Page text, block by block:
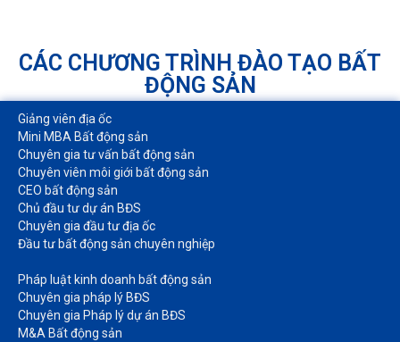
CÁC CHƯƠNG TRÌNH ĐÀO TẠO BẤT
ĐỘNG SẢN
Giảng viên địa ốc
Mini MBA Bất động sản
Chuyên gia tư vấn bất động sản
Chuyên viên môi giới bất động sản​
CEO bất động sản
Chủ đầu tư dự án BĐS
Chuyên gia đầu tư địa ốc​
Đầu tư bất động sản chuyên nghiệp
Pháp luật kinh doanh bất động sản​
Chuyên gia pháp lý BĐS
Chuyên gia Pháp lý dự án BĐS
M&A Bất động sản​